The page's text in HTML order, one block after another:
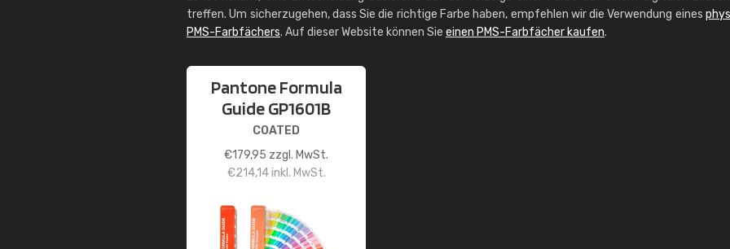
treffen. Um sicherzugehen, dass Sie die richtige Farbe haben, empfehlen wir die Verwendung eines
PMS-Farbfächers. Auf dieser Website können Sie einen PMS-Farbfächer kaufen.
Pantone Formula
Guide GP1601B
COATED
€179,95 zzgl. MwSt.
€214,14inkl. MwSt.